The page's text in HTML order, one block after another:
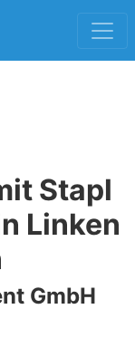
Stapl
Linken
GmbH